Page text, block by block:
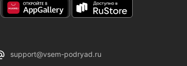
support@vsem-podryad.ru